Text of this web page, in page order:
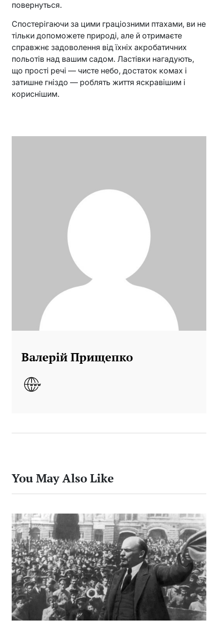
повернуться.
Спостерігаючи за цими граціозними птахами, ви не
тільки допоможете природі, але й отримаєте
справжнє задоволення від їхніх акробатичних
польотів над вашим садом. Ластівки нагадують,
що прості речі — чисте небо, достаток комах і
затишне гніздо — роблять життя яскравішим і
кориснішим.
Валерій Прищепко
You May Also Like